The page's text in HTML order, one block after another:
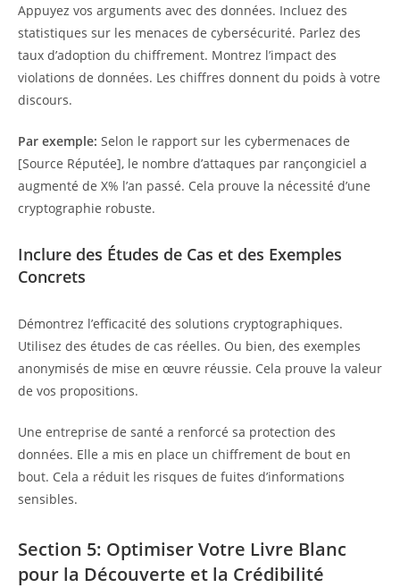
Appuyez vos arguments avec des données. Incluez des
statistiques sur les menaces de cybersécurité. Parlez des
taux d’adoption du chiffrement. Montrez l’impact des
violations de données. Les chiffres donnent du poids à votre
discours.
Par exemple: Selon le rapport sur les cybermenaces de
[Source Réputée], le nombre d’attaques par rançongiciel a
augmenté de X% l’an passé. Cela prouve la nécessité d’une
cryptographie robuste.
Inclure des Études de Cas et des Exemples
Concrets
Démontrez l’efficacité des solutions cryptographiques.
Utilisez des études de cas réelles. Ou bien, des exemples
anonymisés de mise en œuvre réussie. Cela prouve la valeur
de vos propositions.
Une entreprise de santé a renforcé sa protection des
données. Elle a mis en place un chiffrement de bout en
bout. Cela a réduit les risques de fuites d’informations
sensibles.
Section 5: Optimiser Votre Livre Blanc
pour la Découverte et la Crédibilité